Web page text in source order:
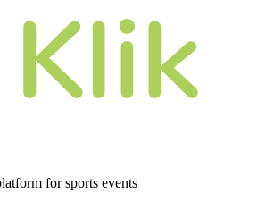
for sports events